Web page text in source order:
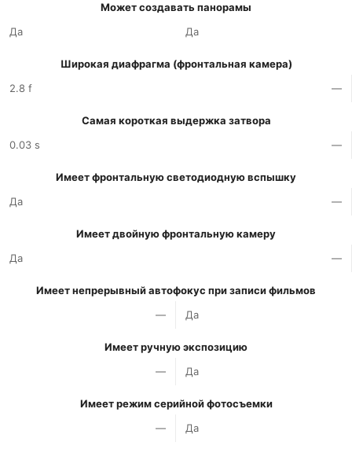
Может создавать панорамы
Да
Да
Широкая диафрагма (фронтальная камера)
2.8 f
—
Самая короткая выдержка затвора
0.03 s
—
Имеет фронтальную светодиодную вспышку
Да
—
Имеет двойную фронтальную камеру
Да
—
Имеет непрерывный автофокус при записи фильмов
—
Да
Имеет ручную экспозицию
—
Да
Имеет режим серийной фотосъемки
—
Да